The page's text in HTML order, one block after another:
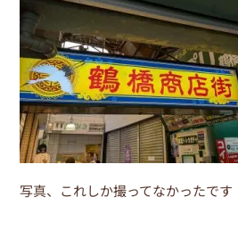
b
o
o
k
st
写真、これしか撮ってなかったです